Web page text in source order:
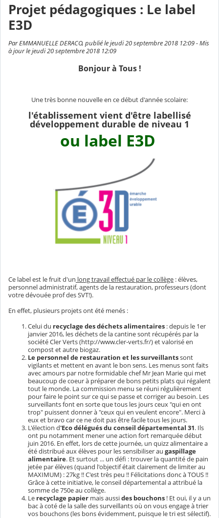
Projet pédagogiques : Le label
E3D
Par EMMANUELLE DERACO, publié le jeudi 20 septembre 2018 12:09 - Mis
à jour le jeudi 20 septembre 2018 12:09
Bonjour à Tous !
Une très bonne nouvelle en ce début d'année scolaire:
l'établissement vient d'être labellisé
développement durable de niveau 1
ou label E3D
Ce label est le fruit d'un long travail effectué par le collège : élèves,
personnel administratif, agents de la restauration, professeurs (dont
votre dévouée prof des SVT!).
En effet, plusieurs projets ont été menés :
Celui du recyclage des déchets alimentaires : depuis le 1er
janvier 2016, les déchets de la cantine sont récupérés par la
société Cler Verts (http://www.cler-verts.fr/) et valorisé en
compost et autre biogaz.
Le personnel de restauration et les surveillantssont
vigilants et mettent en avant le bon sens. Les menus sont faits
avec amours par notre formidable chef Mr Jean Marie qui met
beaucoup de coeur à préparer de bons petits plats qui régalent
tout le monde. La commission menu se réuni régulièrement
pour faire le point sur ce qui se passe et corriger au besoin. Les
surveillants font en sorte que tous les jours ceux "qui en ont
trop" puissent donner à "ceux qui en veulent encore". Merci à
eux et bravo car ce ne doit pas être facile tous les jours.
L'élection d'Eco délégués du conseil départemental 31. Ils
ont pu notamment mener une action fort remarquée début
juin 2016. En effet, lors de cette journée, un quizz alimentaire a
été distribué aux élèves pour les sensibiliser au gaspillage
alimentaire. Et surtout ... un défi : trouver la quantité de pain
jetée par élèves (quand l'objectif était clairement de limiter au
MAXIMUM) : 27kg !! C'est très peu !! Félicitations donc à TOUS !!
Grâce à cette initiative, le conseil départemental a attribué la
somme de 750e au collège.
Le recyclage papier mais aussides bouchons ! Et oui, il y a un
bac à coté de la salle des surveillants où on vous engage à trier
vos bouchons (les bons évidemment, puisque le tri est sélectif).